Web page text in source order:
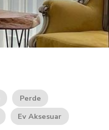
Perde
Ev Aksesuar